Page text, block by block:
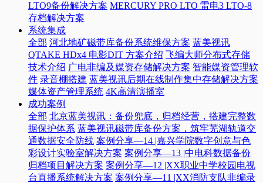
LTO9备份解决方案 MERCURY PRO LTO 雷电3 LTO-8
存档解决方案
系统集成
全部 河北地矿磁带库备份系统维保方案 蓝美视讯
QTAKE HDx4 电影DIT 方案介绍 飞编大师分布式存储
技术介绍 广电非编及媒资存储解决方案 智能媒资管理软
件 录音棚搭建 蓝美视讯后期在线制作集中存储解决方案
媒体资产管理系统 4K高清演播室
成功案例
全部 北京蓝美视讯：备份兜底，归档经营，搭建完整数
据保护体系 蓝美视讯磁带库备份方案，筑牢芜湖轨道交
通数据安全防线 案例分享—14 |嘉兴学院数字创意与色
彩设计实验室解决方案 案例分享—13 |中电科数据备份
归档项目解决方案 案例分享—12 |XX职业中学校园电视
台直播系统解决方案 案例分享—11 |XX消防支队非编录